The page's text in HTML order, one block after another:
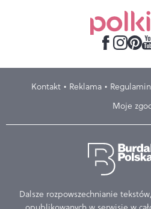
Kontakt Reklama Regulamin
Moje
Dalsze rozpowszechnianie